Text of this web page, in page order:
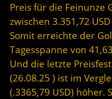
Preis für die Feinunze
zwischen 3.351,72
Somit erreichte der
Tagesspanne von
Und die letzte
(26.08.25 ) ist im
(.3365,79 USD) höher.